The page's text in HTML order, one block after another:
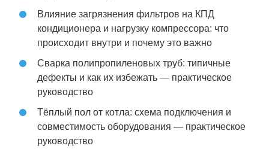
Влияние загрязнения фильтров на КПД
кондиционера и нагрузку компрессора: что
происходит внутри и почему это важно
Сварка полипропиленовых труб: типичные
дефекты и как их избежать — практическое
руководство
Тёплый пол от котла: схема подключения и
совместимость оборудования — практическое
руководство